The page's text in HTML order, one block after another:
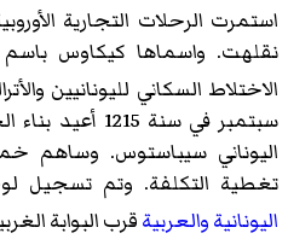
استمرت الرحلات التجارية
نقلهت. واسماها كيكاوس باسم
الاختلاط السكاني لليونانيين
سبتمبر في سنة
اليوناني سيباستوس. وساهم
تغطية التكلفة. وتم تسجيل
اليونانيةوالعربيةقرب البوابة